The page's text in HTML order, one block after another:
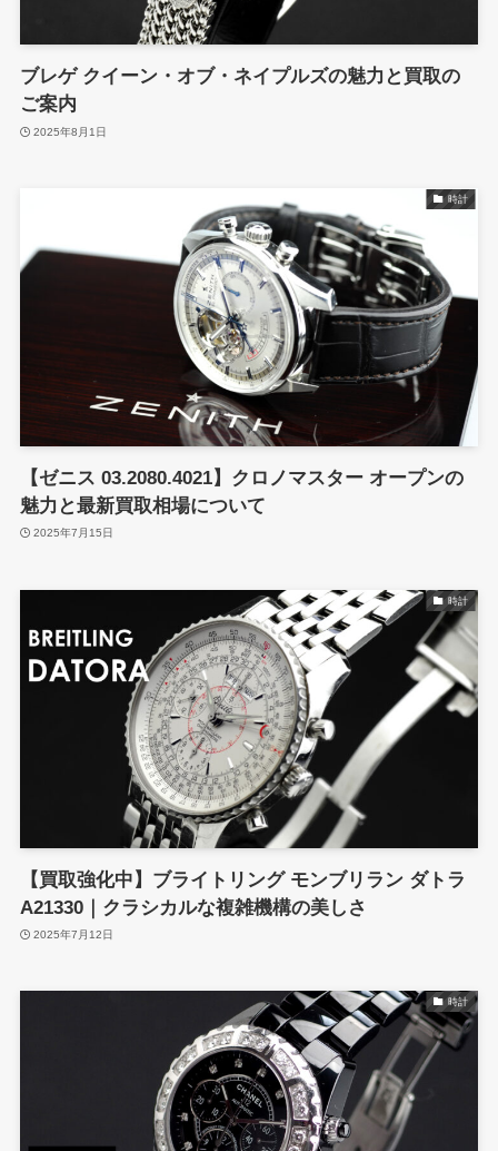
ブレゲ クイーン・オブ・ネイプルズの魅力と買取の
ご案内
2025年8月1日
時計
【ゼニス 03.2080.4021】クロノマスター オープンの
魅力と最新買取相場について
2025年7月15日
時計
【買取強化中】ブライトリング モンブリラン ダトラ
A21330｜クラシカルな複雑機構の美しさ
2025年7月12日
時計